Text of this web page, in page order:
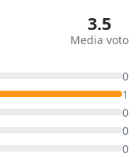
3.5
Media voto
0
1
0
0
0